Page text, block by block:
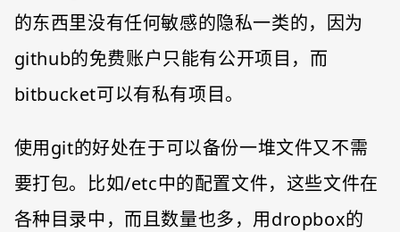
的东西里没有任何敏感的隐私一类的，因为
github的免费账户只能有公开项目，而
bitbucket可以有私有项目。
使用git的好处在于可以备份一堆文件又不需
要打包。比如/etc中的配置文件，这些文件在
各种目录中，而且数量也多，用dropbox的